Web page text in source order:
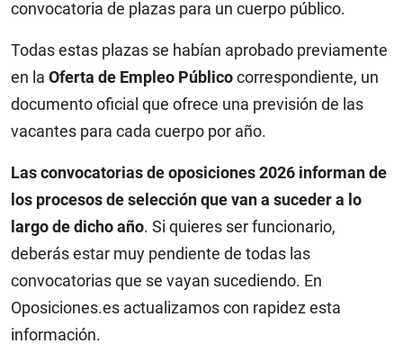
convocatoria de plazas para un cuerpo público.
Todas estas plazas se habían aprobado previamente
en la Oferta de Empleo Públicocorrespondiente, un
documento oficial que ofrece una previsión de las
vacantes para cada cuerpo por año.
Las convocatorias de oposiciones 2026 informan de
los procesos de selección que van a suceder a lo
largo de dicho año. Si quieres ser funcionario,
deberás estar muy pendiente de todas las
convocatorias que se vayan sucediendo. En
Oposiciones.es actualizamos con rapidez esta
información.